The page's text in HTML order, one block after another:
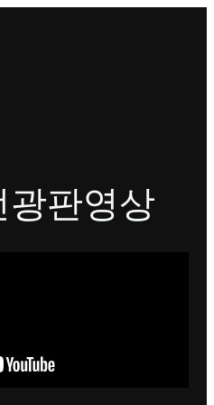
광판영상